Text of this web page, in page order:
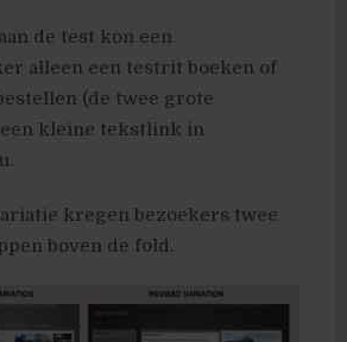
de test kon een
alleen een testrit boeken of
(de twee grote
een kleine tekstlink in
kregen bezoekers twee
boven de fold.